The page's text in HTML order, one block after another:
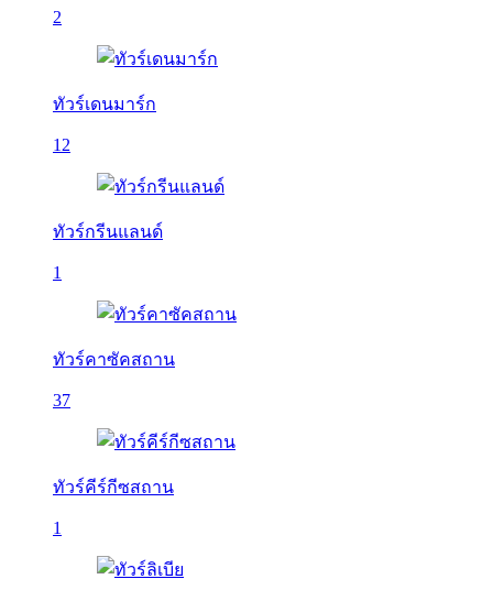
2
ทัวร์เดนมาร์ก
12
ทัวร์กรีนแลนด์
1
ทัวร์คาซัคสถาน
37
ทัวร์คีร์กีซสถาน
1